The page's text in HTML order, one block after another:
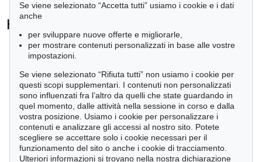
Auction 611 - Lot 125001019
E. SCHUMACHER
Bleibild B-3/1970, 1970
Stima:€ 60,000
Hans Hartung - Ogetti venduti
tute le offerte
Se viene selezionato “Accetta tutti” usiamo i cookie e i dati
anche
per sviluppare nuove offerte e migliorarle,
per mostrare contenuti personalizzati in base alle vostre
impostazioni.
Se viene selezionato “Rifiuta tutti” non usiamo i cookie per
questi scopi supplementari. I contenuti non personalizzati
sono influenzati fra l’altro da quelli che state guardando in
quel momento, dalle attività nella sessione in corso e dalla
vostra posizione. Usiamo i cookie per personalizzare i
contenuti e analizzare gli accessi al nostro sito. Potete
scegliere se accettare solo i cookie necessari per il
funzionamento del sito o anche i cookie di tracciamento.
Ulteriori informazioni si trovano nella nostra dichiarazione